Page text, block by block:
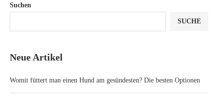
Suchen
SUCHE
Neue Artikel
Womit füttert man einen Hund am gesündesten? Die besten Optionen